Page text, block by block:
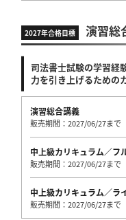
2027年合格目標 演習総
司法書士試験の学習経
力を引き上げるための
演習総合講義
販売期間：2027/06/27まで
中上級カリキュラム／フ
販売期間：2027/06/27まで
中上級カリキュラム／ラ
販売期間：2027/06/27まで